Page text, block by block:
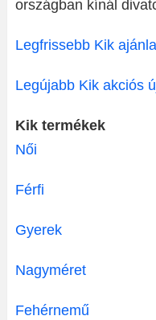
országban kínál
Legfrissebb Kik
Legújabb Kik akciós
Kik termékek
Női
Férfi
Gyerek
Nagyméret
Fehérnemű